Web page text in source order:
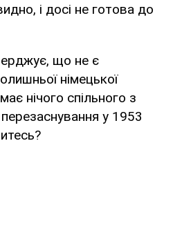
і досі не готова до
що не є
німецької
нічого спільного з
перезаснування у 1953